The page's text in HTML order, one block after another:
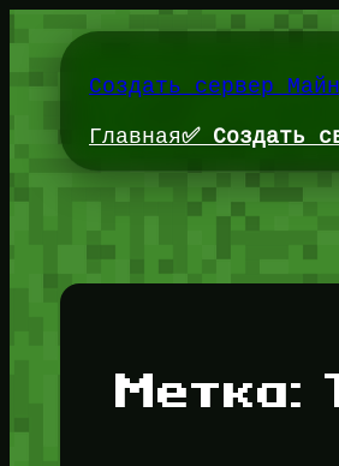
содержимомуСоздать сервер
Главная✅ Создать
Метка: